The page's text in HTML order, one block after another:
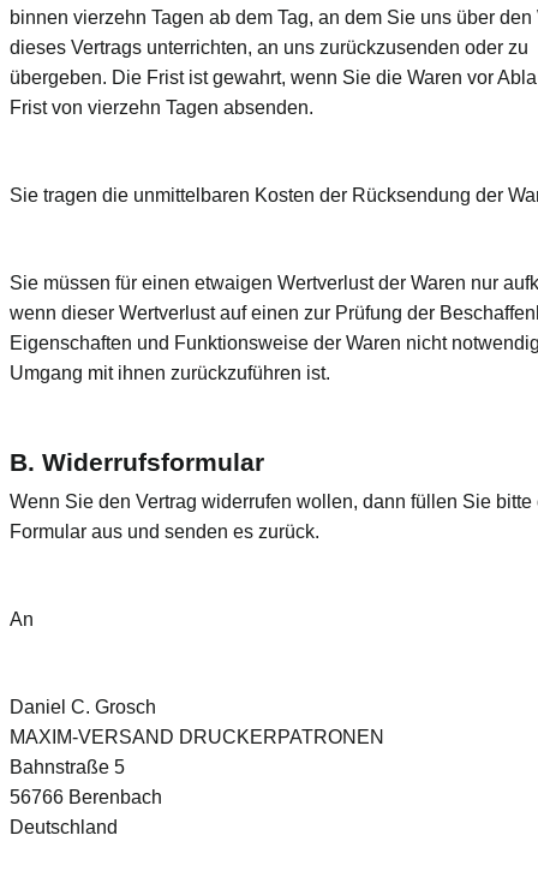
binnen vierzehn Tagen ab dem Tag, an dem Sie uns über den
dieses Vertrags unterrichten, an uns zurückzusenden oder zu
übergeben. Die Frist ist gewahrt, wenn Sie die Waren vor
Frist von vierzehn Tagen absenden.
Sie tragen die unmittelbaren Kosten der Rücksendung der
Sie müssen für einen etwaigen Wertverlust der Waren nur
wenn dieser Wertverlust auf einen zur Prüfung der
Eigenschaften und Funktionsweise der Waren nicht
Umgang mit ihnen zurückzuführen ist.
B. Widerrufsformular
Wenn Sie den Vertrag widerrufen wollen, dann füllen Sie bitte
Formular aus und senden es zurück.
An
Daniel C. Grosch
MAXIM-VERSAND DRUCKERPATRONEN
Bahnstraße 5
56766 Berenbach
Deutschland